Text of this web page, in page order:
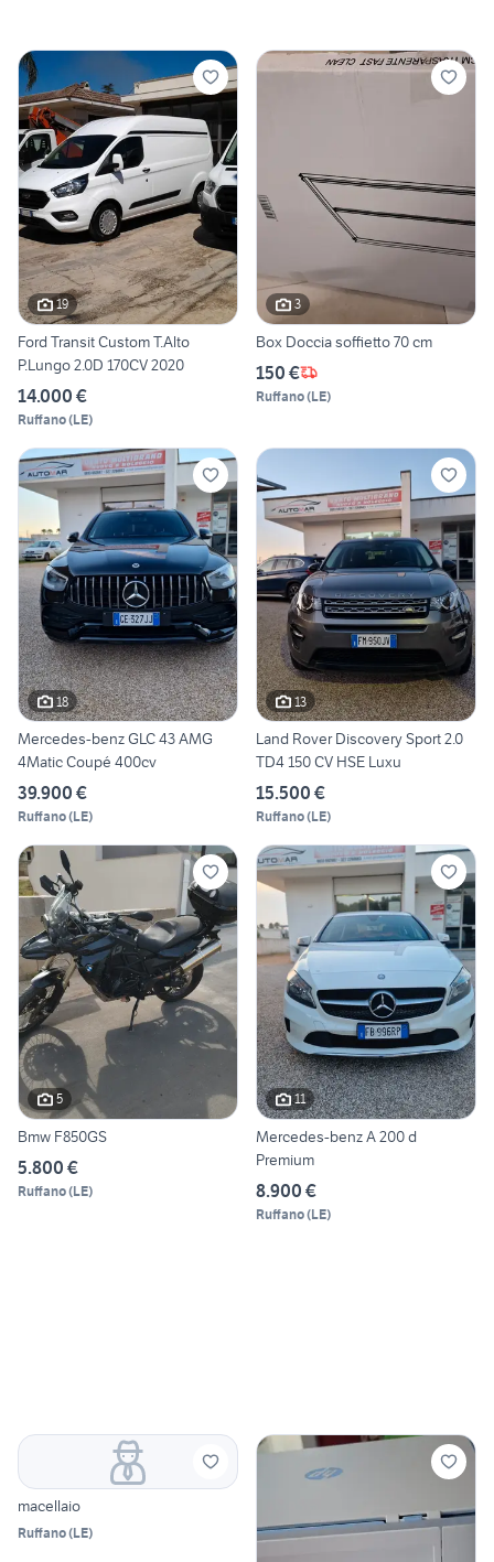
19
Ford Transit Custom T.Alto
P.Lungo 2.0D 170CV 2020
14.000 €
Ruffano(LE)
3
Box Doccia soffietto 70 cm
150 €
Ruffano(LE)
18
Mercedes-benz GLC 43 AMG
4Matic Coupé 400cv
39.900 €
Ruffano(LE)
13
Land Rover Discovery Sport 2.0
TD4 150 CV HSE Luxu
15.500 €
Ruffano(LE)
5
Bmw F850GS
5.800 €
Ruffano(LE)
11
Mercedes-benz A 200 d
Premium
8.900 €
Ruffano(LE)
macellaio
Ruffano(LE)